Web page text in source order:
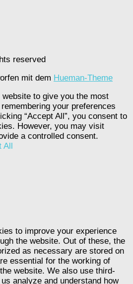
reserved
mit dem Hueman-Theme
to give you the most
your preferences
“Accept All”, you consent to
However, you may visit
a controlled consent.
All
to improve your experience
the website. Out of these, the
as necessary are stored on
essential for the working of
website. We also use third-
analyze and understand how